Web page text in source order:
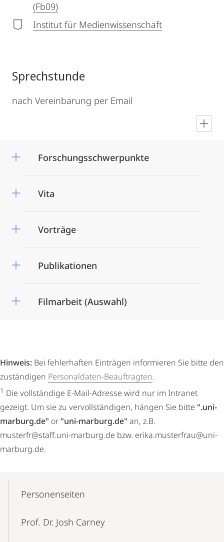
(Fb09)
Institut für Medienwissenschaft
Sprechstunde
nach Vereinbarung per Email
Forschungsschwerpunkte
Vita
Vorträge
Publikationen
Filmarbeit (Auswahl)
Hinweis: Bei fehlerhaften Einträgen informieren Sie bitte den
zuständigen Personaldaten-Beauftragten.
1 Die vollständige E-Mail-Adresse wird nur im Intranet
gezeigt. Um sie zu vervollständigen, hängen Sie bitte ".uni-
marburg.de" or "uni-marburg.de" an, z.B.
musterfr@staff.uni-marburg.de bzw. erika.musterfrau@uni-
marburg.de.
NavigationPersonenseiten
Prof. Dr. Josh Carney